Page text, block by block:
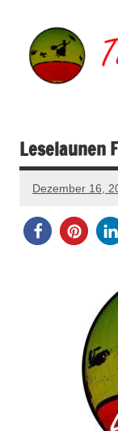
springen
Leselaunen
Dezember 16,